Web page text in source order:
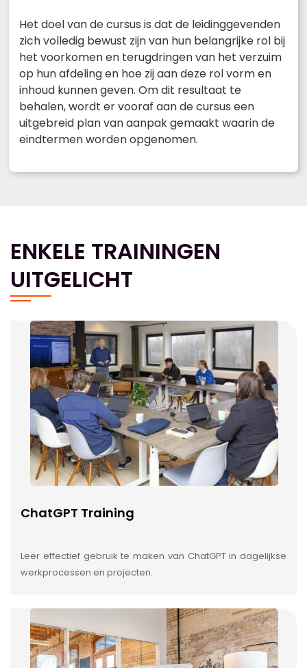
Het doel van de cursus is dat de leidinggevenden
zich volledig bewust zijn van hun belangrijke rol bij
het voorkomen en terugdringen van het verzuim
op hun afdeling en hoe zij aan deze rol vorm en
inhoud kunnen geven. Om dit resultaat te
behalen, wordt er vooraf aan de cursus een
uitgebreid plan van aanpak gemaakt waarin de
eindtermen worden opgenomen.
ENKELE TRAININGEN
UITGELICHT
ChatGPT Training
Leer effectief gebruik te maken van ChatGPT in dagelijkse
werkprocessen en projecten.